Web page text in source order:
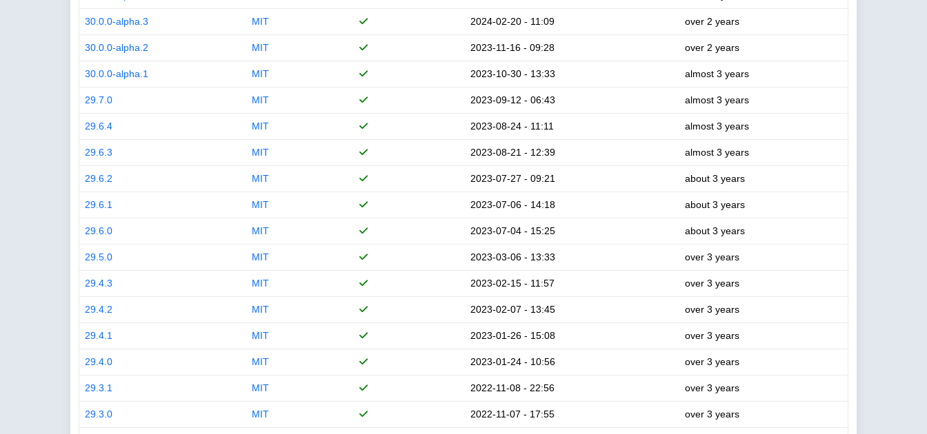
30.0.0-alpha.3 MIT 2024-02-20 - 11:09 over 2 years
30.0.0-alpha.2 MIT 2023-11-16 - 09:28 over 2 years
30.0.0-alpha.1 MIT 2023-10-30 - 13:33 almost 3 years
29.7.0 MIT 2023-09-12 - 06:43 almost 3 years
29.6.4 MIT 2023-08-24 - 11:11 almost 3 years
29.6.3 MIT 2023-08-21 - 12:39 almost 3 years
29.6.2 MIT 2023-07-27 - 09:21 about 3 years
29.6.1 MIT 2023-07-06 - 14:18 about 3 years
29.6.0 MIT 2023-07-04 - 15:25 about 3 years
29.5.0 MIT 2023-03-06 - 13:33 over 3 years
29.4.3 MIT 2023-02-15 - 11:57 over 3 years
29.4.2 MIT 2023-02-07 - 13:45 over 3 years
29.4.1 MIT 2023-01-26 - 15:08 over 3 years
29.4.0 MIT 2023-01-24 - 10:56 over 3 years
29.3.1 MIT 2022-11-08 - 22:56 over 3 years
29.3.0 MIT 2022-11-07 - 17:55 over 3 years